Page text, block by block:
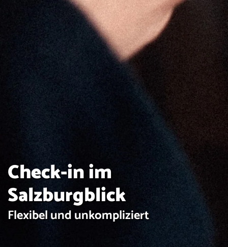
Check-in im
Salzburgblick
Flexibel und unkompliziert